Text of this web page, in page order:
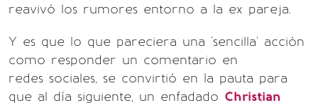
reavivó los rumores entorno a la ex pareja.
Y es que lo que pareciera una 'sencilla' acción
como responder un comentario en
redes sociales, se convirtió en la pauta para
que al día siguiente, un enfadado Christian